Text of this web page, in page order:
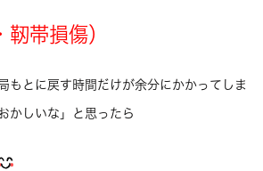
帯損傷）
もとに戻す時間だけが余分にかかってしま
かしいな」と思ったら